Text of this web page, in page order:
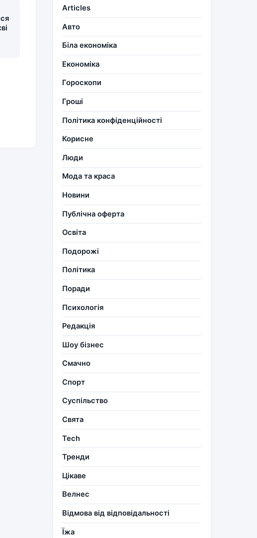
Articles
Авто
Біла економіка
Економіка
Гороскопи
Гроші
Політика конфіденційності
Корисне
Люди
Мода та краса
Новини
Публічна оферта
Освіта
Подорожі
Політика
Поради
Психологія
Редакція
Шоу бізнес
Смачно
Спорт
Суспільство
Свята
Tech
Тренди
Цікаве
Велнес
Відмова від відповідальності
Їжа